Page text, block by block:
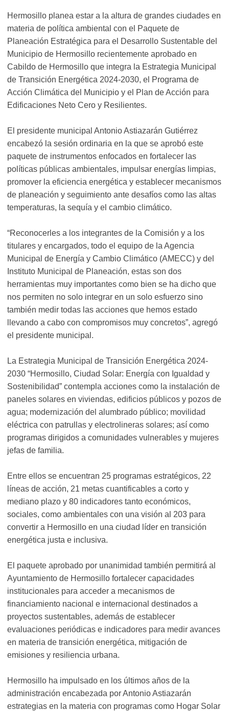
Hermosillo planea estar a la altura de grandes ciudades en
materia de política ambiental con el Paquete de
Planeación Estratégica para el Desarrollo Sustentable del
Municipio de Hermosillo recientemente aprobado en
Cabildo de Hermosillo que integra la Estrategia Municipal
de Transición Energética 2024-2030, el Programa de
Acción Climática del Municipio y el Plan de Acción para
Edificaciones Neto Cero y Resilientes.
El presidente municipal Antonio Astiazarán Gutiérrez
encabezó la sesión ordinaria en la que se aprobó este
paquete de instrumentos enfocados en fortalecer las
políticas públicas ambientales, impulsar energías limpias,
promover la eficiencia energética y establecer mecanismos
de planeación y seguimiento ante desafíos como las altas
temperaturas, la sequía y el cambio climático.
“Reconocerles a los integrantes de la Comisión y a los
titulares y encargados, todo el equipo de la Agencia
Municipal de Energía y Cambio Climático (AMECC) y del
Instituto Municipal de Planeación, estas son dos
herramientas muy importantes como bien se ha dicho que
nos permiten no solo integrar en un solo esfuerzo sino
también medir todas las acciones que hemos estado
llevando a cabo con compromisos muy concretos”, agregó
el presidente municipal.
La Estrategia Municipal de Transición Energética 2024-
2030 “Hermosillo, Ciudad Solar: Energía con Igualdad y
Sostenibilidad” contempla acciones como la instalación de
paneles solares en viviendas, edificios públicos y pozos de
agua; modernización del alumbrado público; movilidad
eléctrica con patrullas y electrolineras solares; así como
programas dirigidos a comunidades vulnerables y mujeres
jefas de familia.
Entre ellos se encuentran 25 programas estratégicos, 22
líneas de acción, 21 metas cuantificables a corto y
mediano plazo y 80 indicadores tanto económicos,
sociales, como ambientales con una visión al 203 para
convertir a Hermosillo en una ciudad líder en transición
energética justa e inclusiva.
El paquete aprobado por unanimidad también permitirá al
Ayuntamiento de Hermosillo fortalecer capacidades
institucionales para acceder a mecanismos de
financiamiento nacional e internacional destinados a
proyectos sustentables, además de establecer
evaluaciones periódicas e indicadores para medir avances
en materia de transición energética, mitigación de
emisiones y resiliencia urbana.
Hermosillo ha impulsado en los últimos años de la
administración encabezada por Antonio Astiazarán
estrategias en la materia con programas como Hogar Solar